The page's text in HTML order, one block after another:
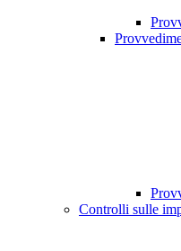
Controlli sulle